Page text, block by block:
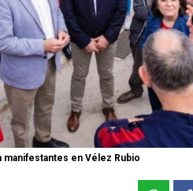
manifestantes en Vélez Rubio